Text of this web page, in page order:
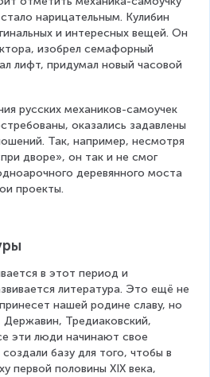
нарицательным. Кулибин
и интересных вещей. Он
изобрел семафорный
лифт, придумал новый часовой
русских механиков-самоучек
оказались задавлены
Так, например, несмотря
дворе», он так и не смог
деревянного моста
проекты.
в этот период и
литература. Это ещё не
нашей родине славу, но
Тредиаковский,
эти люди начинают свое
базу для того, чтобы в
первой половины XIX века,